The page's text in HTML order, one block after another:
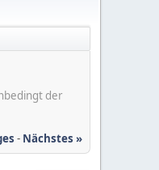
der
- Nächstes »